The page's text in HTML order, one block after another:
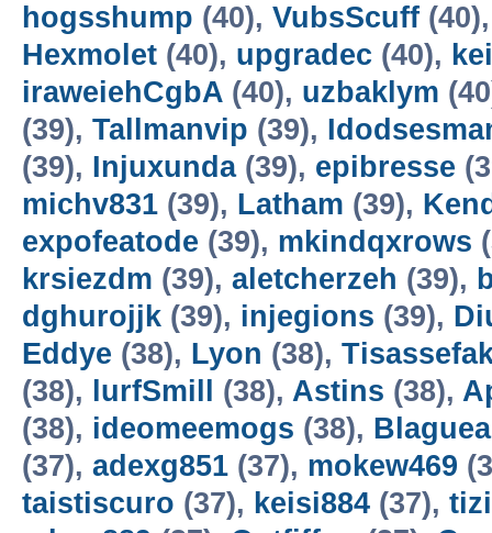
hogsshump (40), VubsScuff
Hexmolet (40), upgradec (40),
iraweiehCgbA (40), uzbaklym
(39), Tallmanvip (39),
(39), Injuxunda(39), epibresse
michv831 (39), Latham (39),
expofeatode (39), mkindqxrows
krsiezdm (39), aletcherzeh (39),
dghurojjk (39), injegions (39),
Eddye (38), Lyon (38),
(38),
lurfSmill (38), Astins (38),
(38), ideomeemogs (38),
(37), adexg851 (37), mokew469
taistiscuro (37), keisi884 (37),